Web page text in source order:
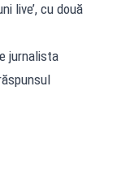
live’, cu două
jurnalista